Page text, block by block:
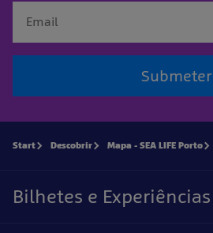
Submeter
Start Descobrir Mapa - SEA LIFE Porto
Bilhetes e Experiências